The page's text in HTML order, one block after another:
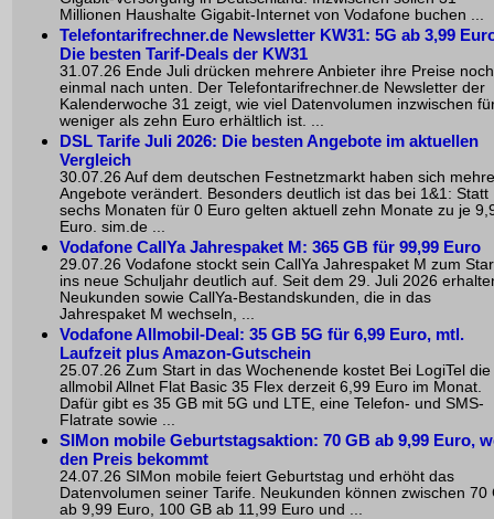
Millionen Haushalte Gigabit-Internet von Vodafone buchen ...
Telefontarifrechner.de Newsletter KW31: 5G ab 3,99
Die besten Tarif-Deals der KW31
31.07.26 Ende Juli drücken mehrere Anbieter ihre Preise noch
einmal nach unten. Der Telefontarifrechner.de Newsletter der
Kalenderwoche 31 zeigt, wie viel Datenvolumen inzwischen
weniger als zehn Euro erhältlich ist. ...
DSL Tarife Juli 2026: Die besten Angebote im aktuellen
Vergleich
30.07.26 Auf dem deutschen Festnetzmarkt haben sich
Angebote verändert. Besonders deutlich ist das bei 1&1: Statt
sechs Monaten für 0 Euro gelten aktuell zehn Monate zu je
Euro. sim.de ...
Vodafone CallYa Jahrespaket M: 365 GB für 99,99 Euro
29.07.26 Vodafone stockt sein CallYa Jahrespaket M zum
ins neue Schuljahr deutlich auf. Seit dem 29. Juli 2026
Neukunden sowie CallYa-Bestandskunden, die in das
Jahrespaket M wechseln, ...
Vodafone Allmobil-Deal: 35 GB 5G für 6,99 Euro, mtl.
Laufzeit plus Amazon-Gutschein
25.07.26 Zum Start in das Wochenende kostet Bei LogiTel die
allmobil Allnet Flat Basic 35 Flex derzeit 6,99 Euro im Monat.
Dafür gibt es 35 GB mit 5G und LTE, eine Telefon- und SMS-
Flatrate sowie ...
SIMon mobile Geburtstagsaktion: 70 GB ab 9,99 Euro,
den Preis bekommt
24.07.26 SIMon mobile feiert Geburtstag und erhöht das
Datenvolumen seiner Tarife. Neukunden können zwischen 70
ab 9,99 Euro, 100 GB ab 11,99 Euro und ...